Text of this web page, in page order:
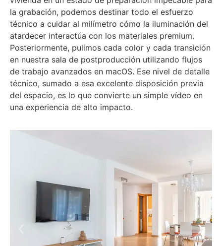
la grabación, podemos destinar todo el esfuerzo
técnico a cuidar al milímetro cómo la iluminación del
atardecer interactúa con los materiales premium.
Posteriormente, pulimos cada color y cada transición
en nuestra sala de postproducción utilizando flujos
de trabajo avanzados en macOS. Ese nivel de detalle
técnico, sumado a esa excelente disposición previa
del espacio, es lo que convierte un simple vídeo en
una experiencia de alto impacto.